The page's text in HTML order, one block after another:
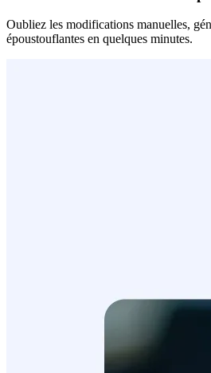
Oubliez les modifications manuelles,
époustouflantes en quelques minutes.